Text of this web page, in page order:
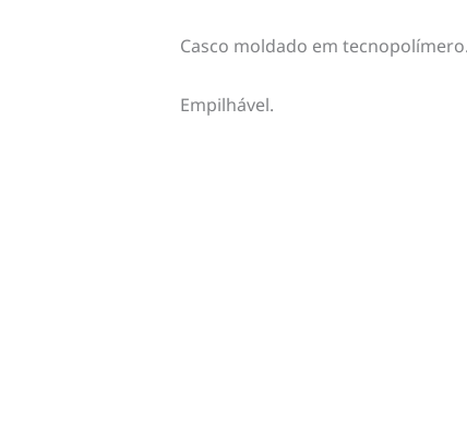
Casco moldado em tecnopolímero.
Empilhável.